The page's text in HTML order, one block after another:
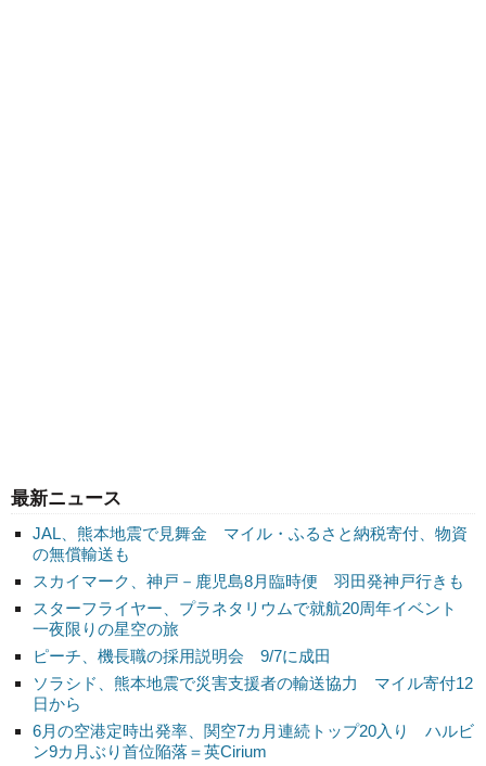
最新ニュース
JAL、熊本地震で見舞金 マイル・ふるさと納税寄付、物資
の無償輸送も
スカイマーク、神戸－鹿児島8月臨時便 羽田発神戸行きも
スターフライヤー、プラネタリウムで就航20周年イベント
一夜限りの星空の旅
ピーチ、機長職の採用説明会 9/7に成田
ソラシド、熊本地震で災害支援者の輸送協力 マイル寄付12
日から
6月の空港定時出発率、関空7カ月連続トップ20入り ハルビ
ン9カ月ぶり首位陥落＝英Cirium